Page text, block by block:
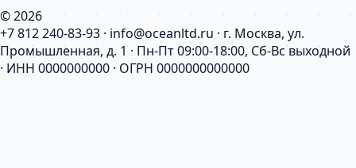
© 2026
+7 812 240-83-93 · info@oceanltd.ru · г. Москва, ул.
Промышленная, д. 1 · Пн-Пт 09:00-18:00, Сб-Вс выходной
· ИНН 0000000000 · ОГРН 0000000000000